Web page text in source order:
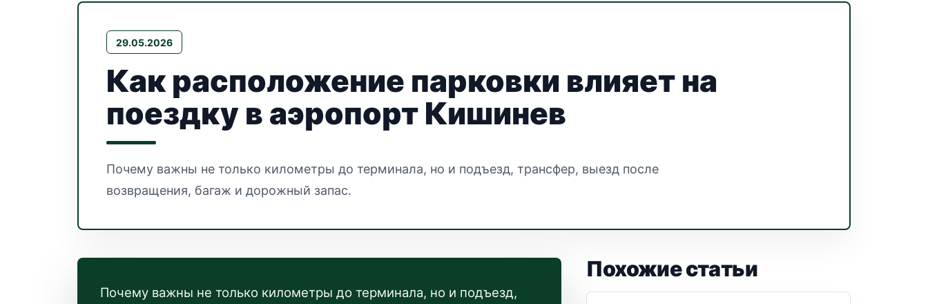
29.05.2026
Как расположение парковки влияет на
поездку в аэропорт Кишинев
Почему важны не только километры до терминала, но и подъезд, трансфер, выезд после
возвращения, багаж и дорожный запас.
Почему важны не только километры до терминала, но и подъезд,
Похожие статьи